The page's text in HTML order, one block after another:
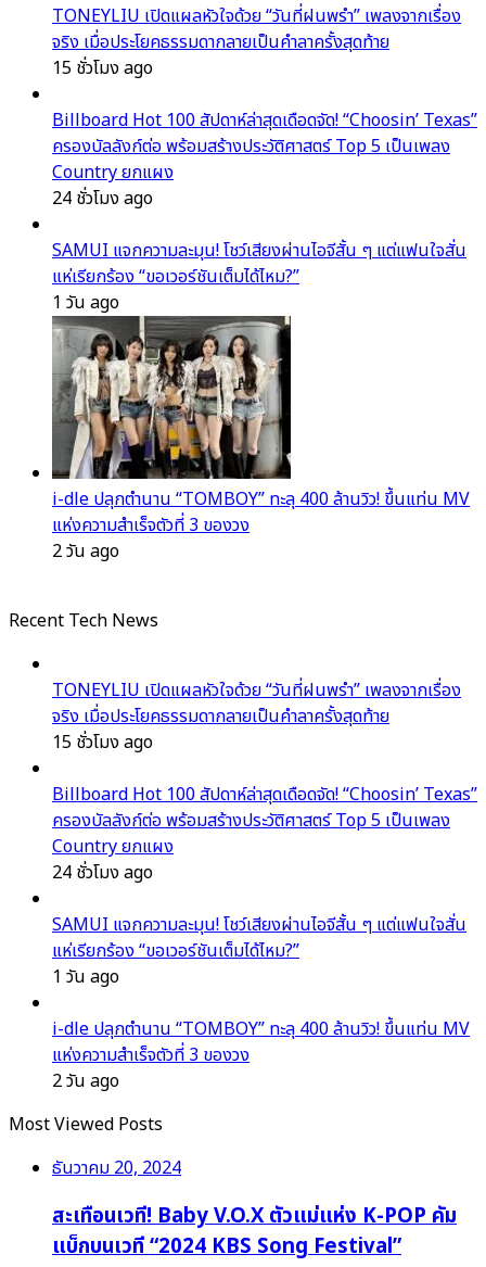
TONEYLIU เปิดแผลหัวใจด้วย “วันที่ฝนพรำ” เพลงจากเรื่อง
จริง เมื่อประโยคธรรมดากลายเป็นคำลาครั้งสุดท้าย
15 ชั่วโมง ago
Billboard Hot 100 สัปดาห์ล่าสุดเดือดจัด! “Choosin’ Texas”
ครองบัลลังก์ต่อ พร้อมสร้างประวัติศาสตร์ Top 5 เป็นเพลง
Country ยกแผง
24 ชั่วโมง ago
SAMUI แจกความละมุน! โชว์เสียงผ่านไอจีสั้น ๆ แต่แฟนใจสั่น
แห่เรียกร้อง “ขอเวอร์ชันเต็มได้ไหม?”
1 วัน ago
i-dle ปลุกตำนาน “TOMBOY” ทะลุ 400 ล้านวิว! ขึ้นแท่น MV
แห่งความสำเร็จตัวที่ 3 ของวง
2 วัน ago
Recent Tech News
TONEYLIU เปิดแผลหัวใจด้วย “วันที่ฝนพรำ” เพลงจากเรื่อง
จริง เมื่อประโยคธรรมดากลายเป็นคำลาครั้งสุดท้าย
15 ชั่วโมง ago
Billboard Hot 100 สัปดาห์ล่าสุดเดือดจัด! “Choosin’ Texas”
ครองบัลลังก์ต่อ พร้อมสร้างประวัติศาสตร์ Top 5 เป็นเพลง
Country ยกแผง
24 ชั่วโมง ago
SAMUI แจกความละมุน! โชว์เสียงผ่านไอจีสั้น ๆ แต่แฟนใจสั่น
แห่เรียกร้อง “ขอเวอร์ชันเต็มได้ไหม?”
1 วัน ago
i-dle ปลุกตำนาน “TOMBOY” ทะลุ 400 ล้านวิว! ขึ้นแท่น MV
แห่งความสำเร็จตัวที่ 3 ของวง
2 วัน ago
Most Viewed Posts
ธันวาคม 20, 2024
สะเทือนเวที! Baby V.O.X ตัวแม่แห่ง K-POP คัม
แบ็กบนเวที “2024 KBS Song Festival”